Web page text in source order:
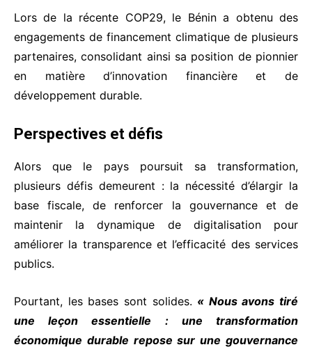
Lors de la récente COP29, le Bénin a obtenu des
engagements de financement climatique de plusieurs
partenaires, consolidant ainsi sa position de pionnier
en matière d’innovation financière et de
développement durable.
Perspectives et défis
Alors que le pays poursuit sa transformation,
plusieurs défis demeurent : la nécessité d’élargir la
base fiscale, de renforcer la gouvernance et de
maintenir la dynamique de digitalisation pour
améliorer la transparence et l’efficacité des services
publics.
Pourtant, les bases sont solides. « Nous avons tiré
une leçon essentielle : une transformation
économique durable repose sur une gouvernance